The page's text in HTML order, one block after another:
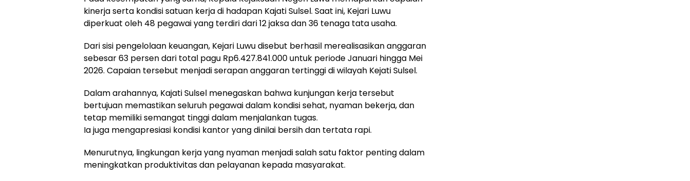
kinerja serta kondisi satuan kerja di hadapan Kajati Sulsel. Saat ini, Kejari Luwu
diperkuat oleh 48 pegawai yang terdiri dari 12 jaksa dan 36 tenaga tata usaha.
Dari sisi pengelolaan keuangan, Kejari Luwu disebut berhasil merealisasikan anggaran
sebesar 63 persen dari total pagu Rp6.427.841.000 untuk periode Januari hingga Mei
2026. Capaian tersebut menjadi serapan anggaran tertinggi di wilayah Kejati Sulsel.
Dalam arahannya, Kajati Sulsel menegaskan bahwa kunjungan kerja tersebut
bertujuan memastikan seluruh pegawai dalam kondisi sehat, nyaman bekerja, dan
tetap memiliki semangat tinggi dalam menjalankan tugas.
Ia juga mengapresiasi kondisi kantor yang dinilai bersih dan tertata rapi.
Menurutnya, lingkungan kerja yang nyaman menjadi salah satu faktor penting dalam
meningkatkan produktivitas dan pelayanan kepada masyarakat.